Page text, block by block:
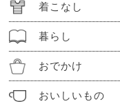
着こなし
暮らし
おでかけ
おいしいもの